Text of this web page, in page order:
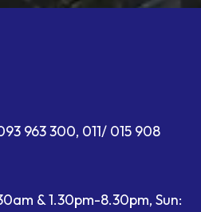
963 300, 011/ 015 908
& 1.30pm-8.30pm, Sun: